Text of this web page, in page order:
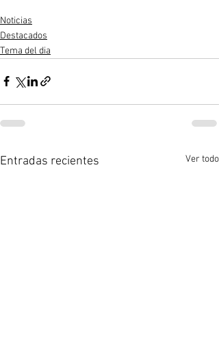
Noticias
Destacados
Tema del dia
Entradas recientes Ver todo